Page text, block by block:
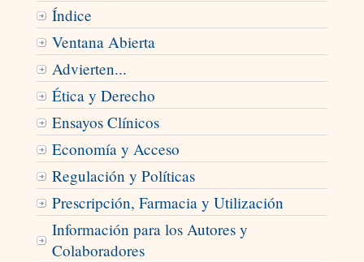
Índice
Ventana Abierta
Advierten...
Ética y Derecho
Ensayos Clínicos
Economía y Acceso
Regulación y Políticas
Prescripción, Farmacia y Utilización
Información para los Autores y
Colaboradores